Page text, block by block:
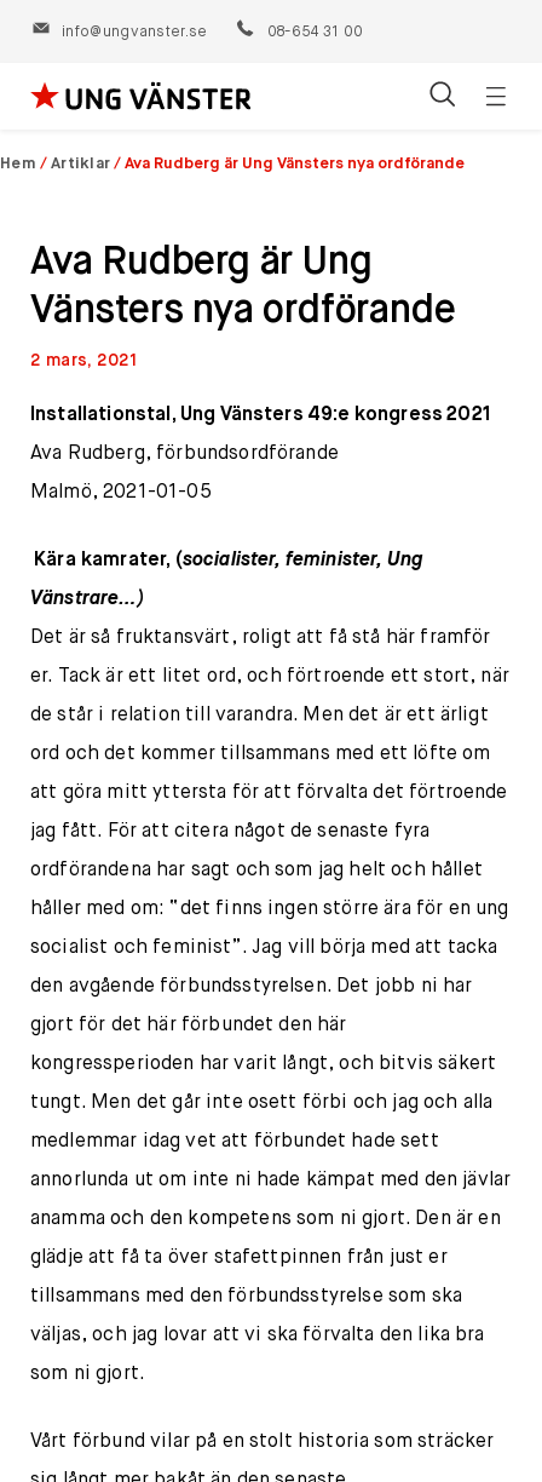
info@ungvanster.se 08-654 31 00
Hoppa
till
Hem / Artiklar /Ava Rudberg är Ung Vänsters nya ordförande
Ava Rudberg är Ung
Vänsters nya ordförande
2 mars, 2021
Installationstal, Ung Vänsters 49:e kongress 2021
Ava Rudberg, förbundsordförande
Malmö, 2021-01-05
Kära kamrater, (socialister, feminister, Ung
Vänstrare…)
Det är så fruktansvärt, roligt att få stå här framför
er. Tack är ett litet ord, och förtroende ett stort, när
de står i relation till varandra. Men det är ett ärligt
ord och det kommer tillsammans med ett löfte om
att göra mitt yttersta för att förvalta det förtroende
jag fått. För att citera något de senaste fyra
ordförandena har sagt och som jag helt och hållet
håller med om: “det finns ingen större ära för en ung
socialist och feminist”. Jag vill börja med att tacka
den avgående förbundsstyrelsen. Det jobb ni har
gjort för det här förbundet den här
kongressperioden har varit långt, och bitvis säkert
tungt. Men det går inte osett förbi och jag och alla
medlemmar idag vet att förbundet hade sett
annorlunda ut om inte ni hade kämpat med den jävlar
anamma och den kompetens som ni gjort. Den är en
glädje att få ta över stafettpinnen från just er
tillsammans med den förbundsstyrelse som ska
väljas, och jag lovar att vi ska förvalta den lika bra
som ni gjort.
Vårt förbund vilar på en stolt historia som sträcker